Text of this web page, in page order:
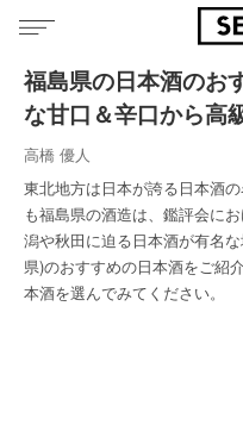
福島県の日本酒のお
な甘口＆辛口から高
高橋 優人
東北地方は日本が誇る日本酒
も福島県の酒造は、鑑評会に
潟や秋田に迫る日本酒が有名
県)のおすすめの日本酒をご紹
本酒を選んでみてください。